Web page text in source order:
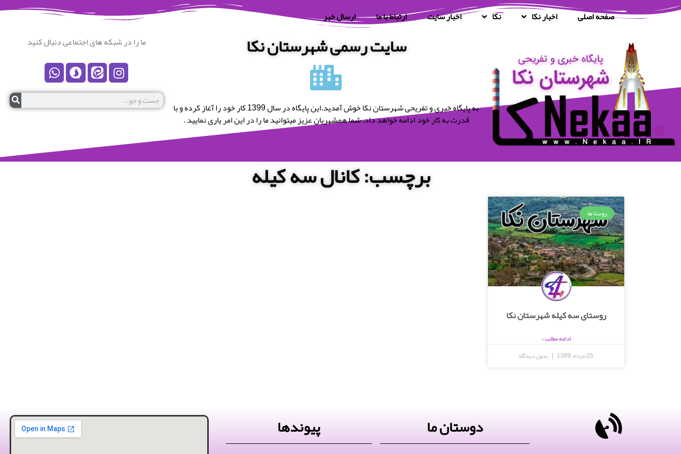
صفحه اصلی اخبار نکا نکا اخبار سایت ارتباط با ما ارسال خبر
سایت رسمی شهرستان نکا
به پایگاه خبری و تفریحی شهرستان نکا خوش آمدید.این پایگاه در سال 1399 کار خود را آغاز کرده و با
قدرت به کار خود ادامه خواهد داد. شما همشهریان عزیز میتوانید ما را در این امر یاری نمایید .
ما را در شبکه های اجتماعی دنبال کنید
برچسب: کانال سه کیله
روستا ها
روستای سه کیله شهرستان نکا
ادامه مطلب »
25 مرداد 1399
بدون دیدگاه
دوستان ما پیوندها